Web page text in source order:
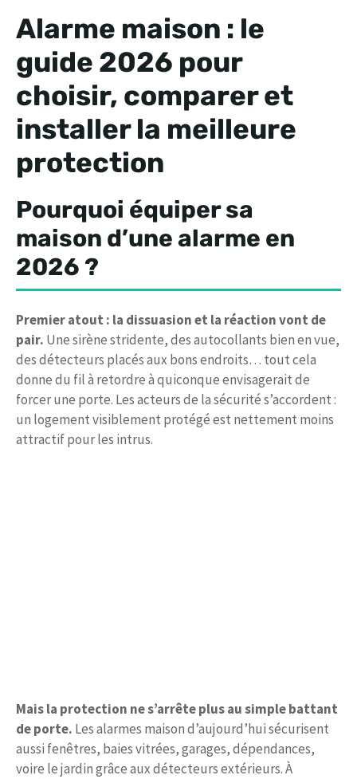
Alarme maison : le
guide 2026 pour
choisir, comparer et
installer la meilleure
protection
Pourquoi équiper sa
maison d’une alarme en
2026 ?
Premier atout : la dissuasion et la réaction vont de
pair. Une sirène stridente, des autocollants bien en vue,
des détecteurs placés aux bons endroits… tout cela
donne du fil à retordre à quiconque envisagerait de
forcer une porte. Les acteurs de la sécurité s’accordent :
un logement visiblement protégé est nettement moins
attractif pour les intrus.
Mais la protection ne s’arrête plus au simple battant
de porte. Les alarmes maison d’aujourd’hui sécurisent
aussi fenêtres, baies vitrées, garages, dépendances,
voire le jardin grâce aux détecteurs extérieurs. À